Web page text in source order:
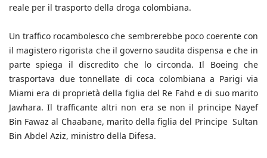
reale per il trasporto della droga colombiana.
Un traffico rocambolesco che sembrerebbe poco coerente con
il magistero rigorista che il governo saudita dispensa e che in
parte spiega il discredito che lo circonda. Il Boeing che
trasportava due tonnellate di coca colombiana a Parigi via
Miami era di proprietà della figlia del Re Fahd e di suo marito
Jawhara. Il trafficante altri non era se non il principe Nayef
Bin Fawaz al Chaabane, marito della figlia del Principe Sultan
Bin Abdel Aziz, ministro della Difesa.